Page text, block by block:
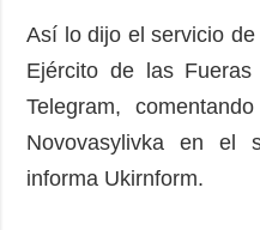
Así lo dijo el servicio
Ejército de las
Telegram,
Novovasylivka en el
informa Ukirnform.